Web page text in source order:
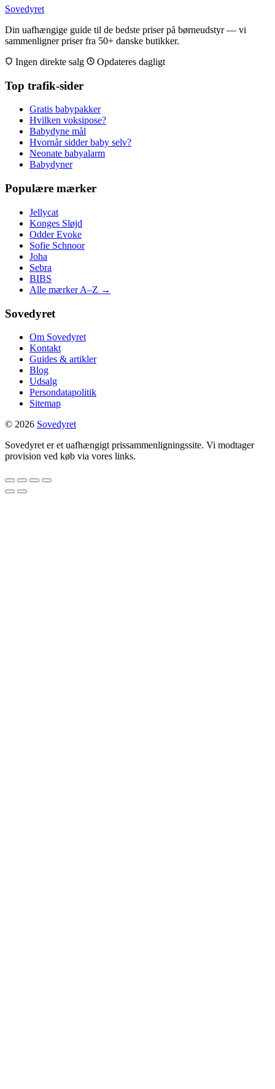
Sovedyret
Din uafhængige guide til de bedste priser på børneudstyr — vi
sammenligner priser fra 50+ danske butikker.
Ingen direkte salg
Opdateres dagligt
Top trafik-sider
Gratis babypakker
Hvilken voksipose?
Babydyne mål
Hvornår sidder baby selv?
Neonate babyalarm
Babydyner
Populære mærker
Jellycat
Konges Sløjd
Odder Evoke
Sofie Schnoor
Joha
Sebra
BIBS
Alle mærker A–Z →
Sovedyret
Om Sovedyret
Kontakt
Guides & artikler
Blog
Udsalg
Persondatapolitik
Sitemap
© 2026 Sovedyret
Sovedyret er et uafhængigt prissammenligningssite. Vi modtager
provision ved køb via vores links.